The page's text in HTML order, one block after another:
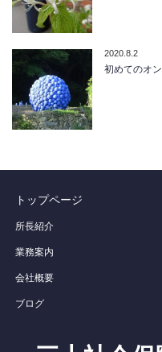
2020.8.2
初めてのオ
トップページ
所長紹介
業務案内
会社概要
ブログ